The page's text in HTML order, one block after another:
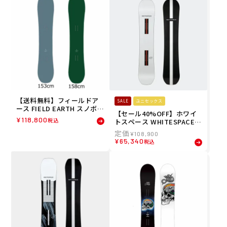
【送料無料】フィールドア
ース FIELD EARTH スノボ
ー スノボ スノーボード 板 A
RTRIDE DIRECTIONAL デ
¥118,800税込
SALE ユニセックス
【セール40%OFF】ホワイ
トスペース WHITESPACE
スノボー スノボ スノーボー
ド 板 AMF Park Twin ハイ
ブリッドキャンバー WPK23
セックス 23-24
¥108,900
¥65,340税込